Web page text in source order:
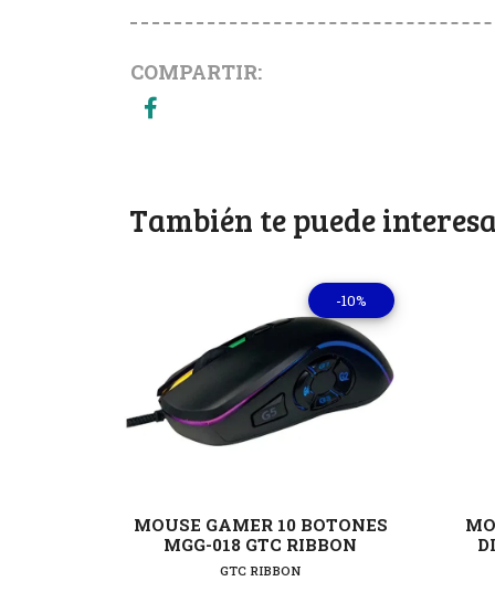
COMPARTIR:
También te puede
-10%
MOUSE GAMER 10 BOTONES
MGG-018 GTC RIBBON
GTC RIBBON